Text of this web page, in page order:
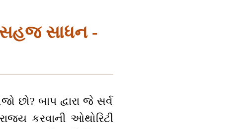
સહજ સાધન -
છો? બાપ દ્વારા જે સર્વ
કરવાની ઓથોરિટી